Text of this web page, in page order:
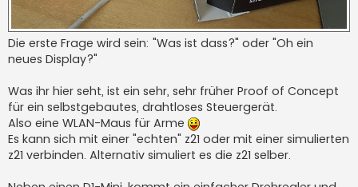
Die erste Frage wird sein: "Was ist dass?" oder "Oh ein
neues Display?"
Was ihr hier seht, ist ein sehr, sehr früher Proof of Concept
für ein selbstgebautes, drahtloses Steuergerät.
Also eine WLAN-Maus für Arme
Es kann sich mit einer "echten" z21 oder mit einer simulierten
z21 verbinden. Alternativ simuliert es die z21 selber.